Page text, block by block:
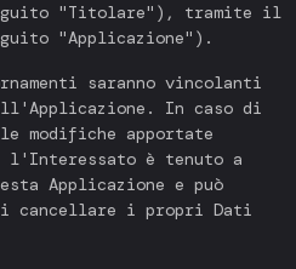
"Titolare"), tramite il
"Applicazione").
saranno vincolanti
In caso di
modifiche apportate
è tenuto a
Applicazione e può
cancellare i propri Dati